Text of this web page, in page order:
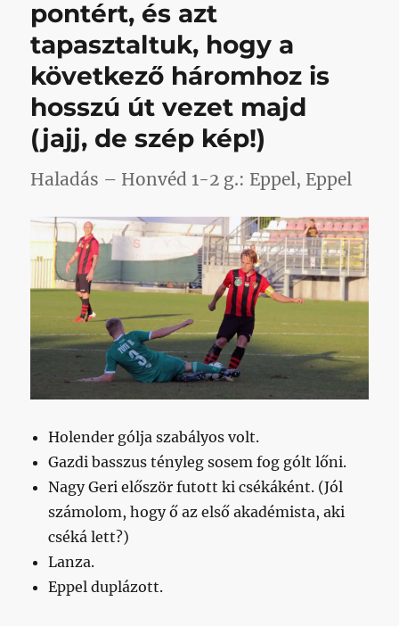
olyan
gólokat,
amelyek
szabályosnak
tűnnek
című
bejegyzéshez
pontért, és azt
tapasztaltuk, hogy a
következő háromhoz is
hosszú út vezet majd
(jajj, de szép kép!)
Haladás – Honvéd 1-2 g.: Eppel, Eppel
Holender gólja szabályos volt.
Gazdi basszus tényleg sosem fog gólt lőni.
Nagy Geri először futott ki csékáként. (Jól
számolom, hogy ő az első akadémista, aki
cséká lett?)
Lanza.
Eppel duplázott.